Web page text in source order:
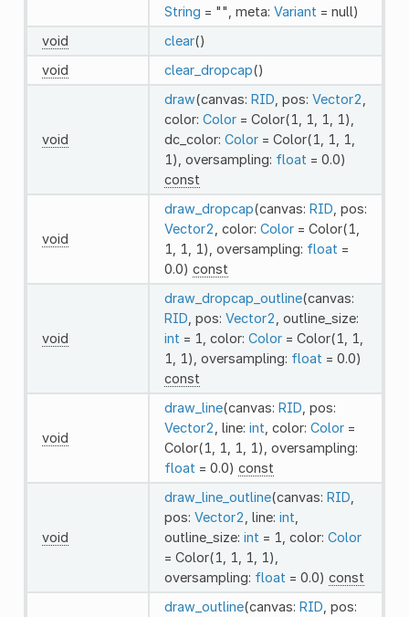
String = "", meta: Variant = null)
void
clear()
void
clear_dropcap()
void
draw(canvas: RID , pos: Vector2
color: Color= Color(1, 1, 1, 1),
dc_color: Color= Color(1, 1, 1,
1), oversampling: float = 0.0)
const
void
draw_dropcap(canvas: RID , pos:
Vector2 , color: Color= Color(1,
1, 1, 1), oversampling: float =
0.0) const
void
draw_dropcap_outline(canvas:
RID , pos: Vector2 , outline_size:
int = 1, color: Color= Color(1, 1,
1, 1), oversampling: float = 0.0)
const
void
draw_line(canvas: RID , pos:
Vector2 , line: int , color: Color=
Color(1, 1, 1, 1), oversampling:
float = 0.0) const
void
draw_line_outline(canvas: RID
pos: Vector2 , line: int
outline_size: int = 1, color: Color
= Color(1, 1, 1, 1),
oversampling: float = 0.0) const
draw_outline(canvas: RID , pos: